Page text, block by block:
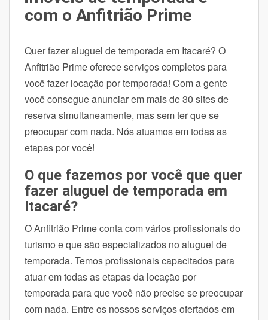
com o Anfitrião Prime
Quer fazer aluguel de temporada em Itacaré? O
Anfitrião Prime oferece serviços completos para
você fazer locação por temporada! Com a gente
você consegue anunciar em mais de 30 sites de
reserva simultaneamente, mas sem ter que se
preocupar com nada. Nós atuamos em todas as
etapas por você!
O que fazemos por você que quer
fazer aluguel de temporada em
Itacaré?
O Anfitrião Prime conta com vários profissionais do
turismo e que são especializados no aluguel de
temporada. Temos profissionais capacitados para
atuar em todas as etapas da locação por
temporada para que você não precise se preocupar
com nada. Entre os nossos serviços ofertados em